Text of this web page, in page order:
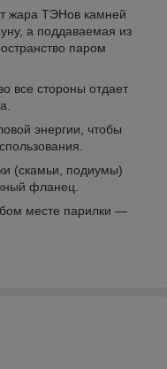
жара ТЭНов камней
а поддаваемая из
паром
все стороны отдает
энергии, чтобы
(скамьи, подиумы)
фланец.
месте парилки —